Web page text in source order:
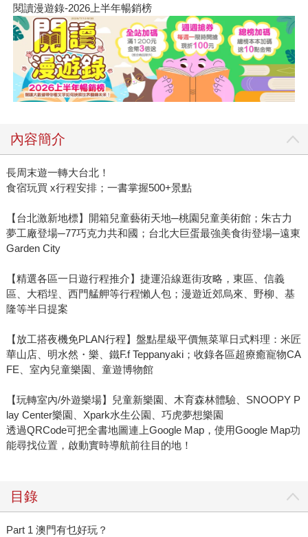
閱讀漫遊錄-2026上半年暢銷榜
內容簡介
長周末遊一轉大台北！
食宿玩買 x行程安排；一書掌握500+景點
【台北激新地標】開箱兒童藝術天地─桃園兒童美術館；朱古力
夢工廠登場─77巧克力共和國；台北大巨蛋最強美食街登場─遠東
Garden City
【精選各區一日遊行程推介】捷運沿線逛街攻略，東區、信義
區、大稻埕、西門艋舺等行程懶人包；漫遊近郊烏來、野柳、基
隆等半日提案
【放工搭夜機免PLAN行程】盤點星級平價無菜單日式料理：米匠
華山店、明水然・樂、鐵F.f Teppanyaki；收錄各區超療癒寵物CA
FE、室內兒童樂園、童遊博物館
【玩轉室內/外遊樂場】兒童新樂園、木育森林體驗、SNOOPY P
lay Center樂園、Xpark水生公園、巧虎夢想樂園
透過QRCode可把全書地圖連上Google Map，使用Google Map功
能尋找位置，啟動實時導航前往目的地！
目錄
Part 1 澳門有乜好玩？